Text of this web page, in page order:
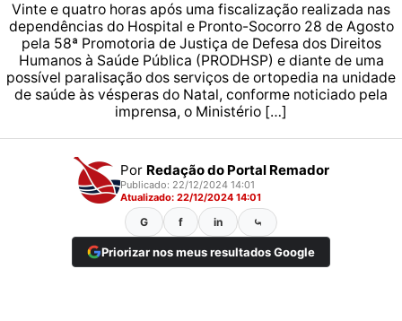
Vinte e quatro horas após uma fiscalização realizada nas
dependências do Hospital e Pronto-Socorro 28 de Agosto
pela 58ª Promotoria de Justiça de Defesa dos Direitos
Humanos à Saúde Pública (PRODHSP) e diante de uma
possível paralisação dos serviços de ortopedia na unidade
de saúde às vésperas do Natal, conforme noticiado pela
imprensa, o Ministério […]
Por Redação do Portal Remador
Publicado: 22/12/2024 14:01
Atualizado: 22/12/2024 14:01
G f in ⤿
Priorizar nos meus resultados Google